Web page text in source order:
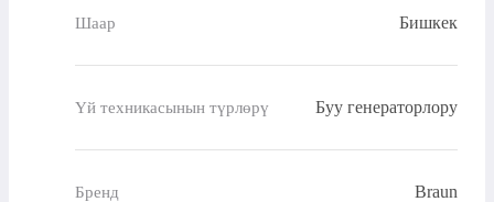
Шаар Бишкек
Үй техникасынын түрлөрү Буу генераторлору
Бренд Braun